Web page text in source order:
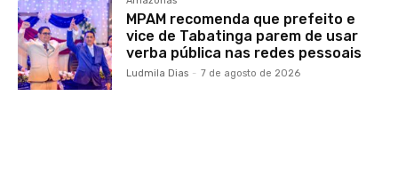
MPAM recomenda que prefeito e
vice de Tabatinga parem de usar
verba pública nas redes pessoais
Ludmila Dias - 7 de agosto de 2026